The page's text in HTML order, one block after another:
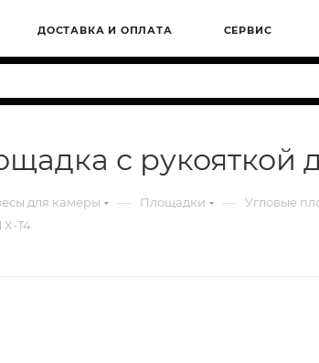
ДОСТАВКА И ОПЛАТА СЕРВИС
с рукояткой
для камеры — Площадки — Угловые
X-T4